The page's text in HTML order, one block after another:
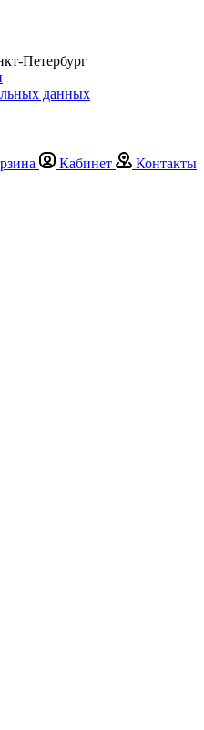
Петербург
данных
Кабинет Контакты